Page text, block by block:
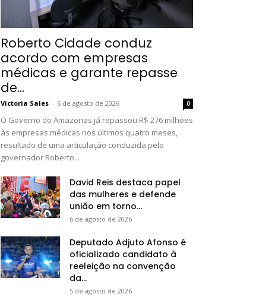
Roberto Cidade conduz
acordo com empresas
médicas e garante repasse
de...
Victoria Sales - 6 de agosto de 2026 0
O Governo do Amazonas já repassou R$ 276 milhões
às empresas médicas nos últimos quatro meses,
resultado de uma articulação conduzida pelo
governador Roberto...
David Reis destaca papel
das mulheres e defende
união em torno...
6 de agosto de 2026
Deputado Adjuto Afonso é
oficializado candidato à
reeleição na convenção
da...
5 de agosto de 2026